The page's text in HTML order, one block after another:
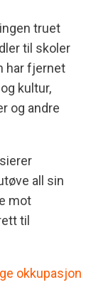
truet
til skoler
har fjernet
kultur,
og andre
all sin
mot
til
okkupasjon